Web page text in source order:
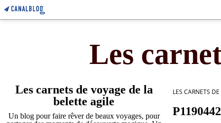
Les
Les carnets de voyage de la
belette agile
Un blog pour faire rêver de beaux voyages, pour
LES CARNETS
P1190442